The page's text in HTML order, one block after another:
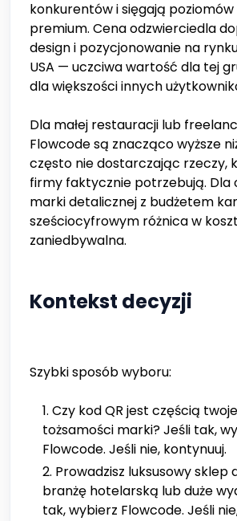
konkurentów i sięgają
premium. Cena odzwierciedla
design i pozycjonowanie na
USA — uczciwa wartość dla tej
dla większości innych
Dla małej restauracji lub
Flowcode są znacząco wyższe
często nie dostarczając rzeczy,
firmy faktycznie potrzebują. Dla
marki detalicznej z budżetem
sześciocyfrowym różnica w
zaniedbywalna.
Kontekst decyzji
Szybki sposób wyboru:
Czy kod QR jest częścią
tożsamości marki? Jeśli tak,
Flowcode. Jeśli nie, kontynuuj.
Prowadzisz luksusowy sklep
branżę hotelarską lub duże
tak, wybierz Flowcode. Jeśli